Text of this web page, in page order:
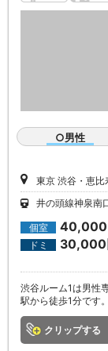
○男性
東京 渋谷・恵比
井の頭線神泉南
個室 40,000
ドミ 30,000
渋谷ルーム1は男性
駅から徒歩1分です
クリップ